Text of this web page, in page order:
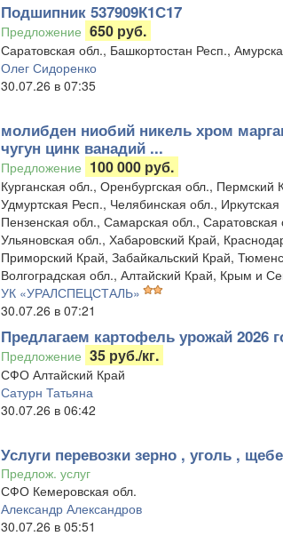
Подшипник 537909К1С17
Предложение 650 руб.
Саратовская обл., Башкортостан Респ.,
Олег Сидоренко
30.07.26 в 07:35
молибден ниобий никель хром
чугун цинк ванадий ...
Предложение 100 000 руб.
Курганская обл., Оренбургская обл., Пермский
Удмуртская Респ., Челябинская обл.,
Пензенская обл., Самарская обл., Саратовская
Ульяновская обл., Хабаровский Край,
Приморский Край, Забайкальский Край,
Волгоградская обл., Алтайский Край, Крым и
УК «УРАЛСПЕЦСТАЛЬ»
30.07.26 в 07:21
Предлагаем картофель урожай 2026
Предложение 35 руб./кг.
СФО Алтайский Край
Сатурн Татьяна
30.07.26 в 06:42
Услуги перевозки зерно , уголь ,
Предлож. услуг
СФО Кемеровская обл.
Александр Александров
30.07.26 в 05:51